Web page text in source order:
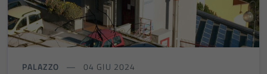
PALAZZO 04 GIU 2024